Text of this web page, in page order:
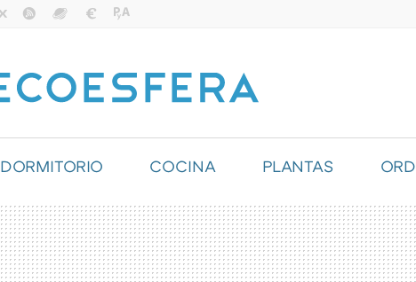
DORMITORIO COCINA PLANTAS
ILUMINACIÓN